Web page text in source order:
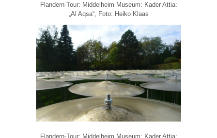
Flandern-Tour: Middelheim Museum: Kader Attia:
„Al Aqsa“, Foto: Heiko Klaas
Flandern-Tour: Middelheim Museum: Kader Attia: